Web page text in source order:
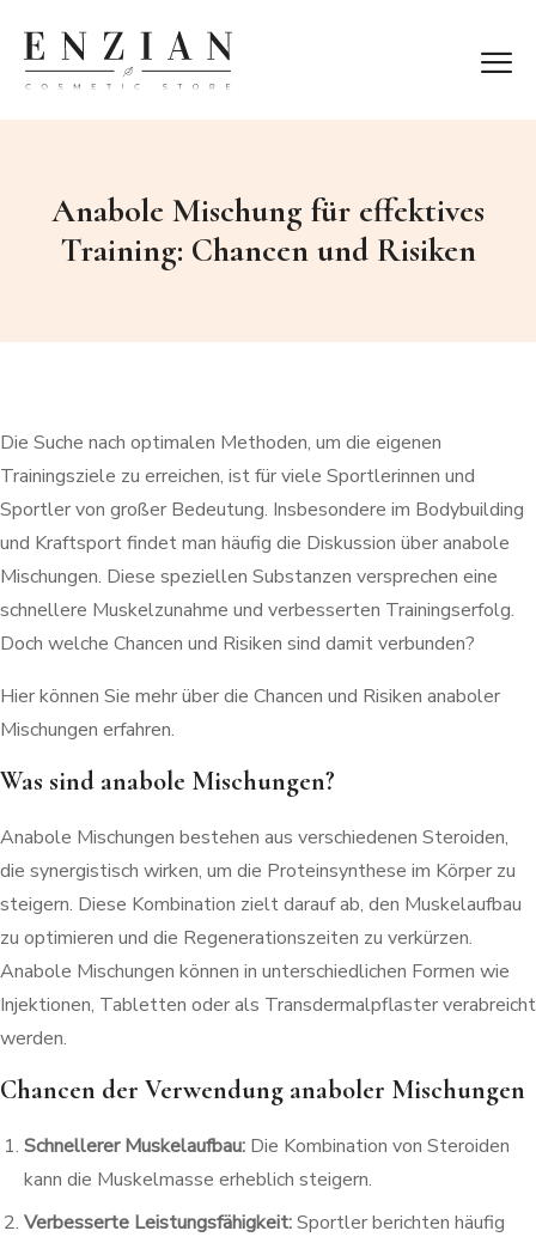
Anabole Mischung für effektives
Training: Chancen und Risiken
Die Suche nach optimalen Methoden, um die eigenen
Trainingsziele zu erreichen, ist für viele Sportlerinnen und
Sportler von großer Bedeutung. Insbesondere im Bodybuilding
und Kraftsport findet man häufig die Diskussion über anabole
Mischungen. Diese speziellen Substanzen versprechen eine
schnellere Muskelzunahme und verbesserten Trainingserfolg.
Doch welche Chancen und Risiken sind damit verbunden?
Hier können Sie mehr über die Chancen und Risiken anaboler
Mischungen erfahren.
Was sind anabole Mischungen?
Anabole Mischungen bestehen aus verschiedenen Steroiden,
die synergistisch wirken, um die Proteinsynthese im Körper zu
steigern. Diese Kombination zielt darauf ab, den Muskelaufbau
zu optimieren und die Regenerationszeiten zu verkürzen.
Anabole Mischungen können in unterschiedlichen Formen wie
Injektionen, Tabletten oder als Transdermalpflaster verabreicht
werden.
Chancen der Verwendung anaboler Mischungen
Schnellerer Muskelaufbau: Die Kombination von Steroiden
kann die Muskelmasse erheblich steigern.
Verbesserte Leistungsfähigkeit:Sportler berichten häufig